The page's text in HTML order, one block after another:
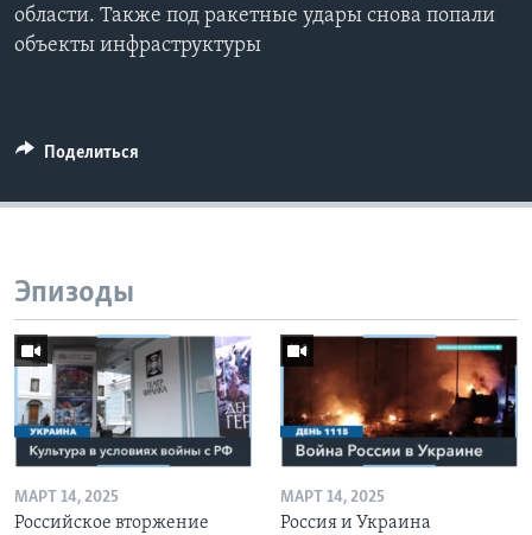
области. Также под ракетные удары снова попали
объекты инфраструктуры
Поделиться
Эпизоды
МАРТ 14, 2025
Российское вторжение
МАРТ 14, 2025
Россия и Украина